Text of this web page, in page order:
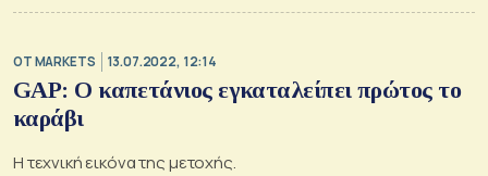
OT MARKETS 13.07.2022, 12:14
GAP: Ο καπετάνιος εγκαταλείπει πρώτος το
καράβι
Η τεχνική εικόνα της μετοχής.